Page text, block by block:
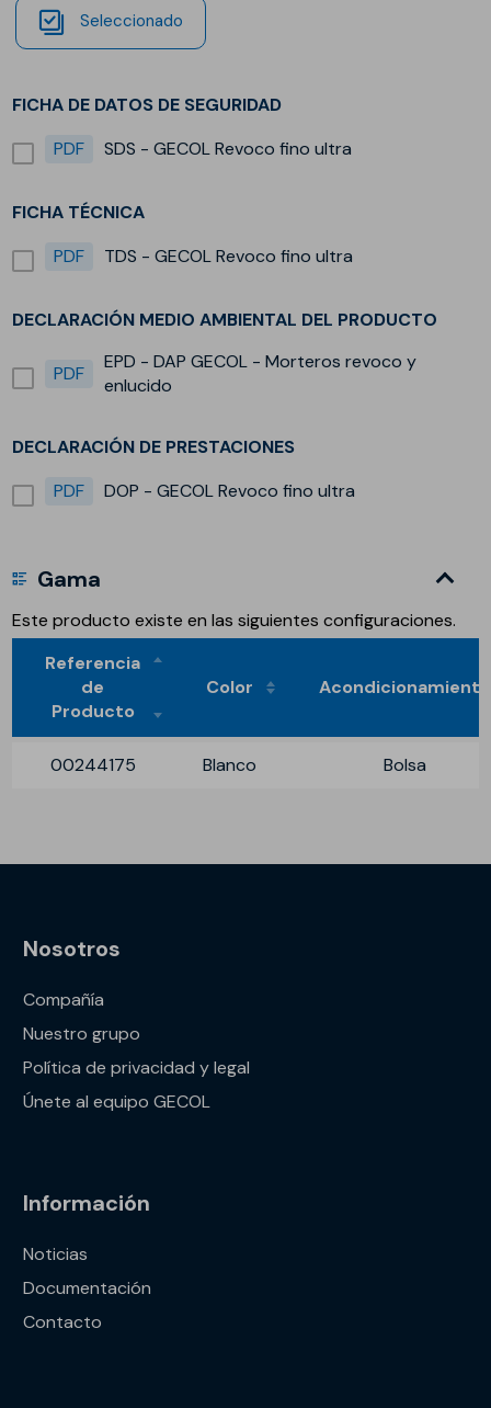
Seleccionado
FICHA DE DATOS DE SEGURIDAD
PDF
SDS - GECOL Revoco fino ultra
FICHA TÉCNICA
PDF
TDS - GECOL Revoco fino ultra
DECLARACIÓN MEDIO AMBIENTAL DEL PRODUCTO
PDF
EPD - DAP GECOL - Morteros revoco y
enlucido
DECLARACIÓN DE PRESTACIONES
PDF
DOP - GECOL Revoco fino ultra
Gama
Este producto existe en las siguientes configuraciones.
Referencia
de
Producto
Color Acondicionamiento
00244175 Blanco Bolsa
Nosotros
Compañía
Nuestro grupo
Política de privacidad y legal
Únete al equipo GECOL
Información
Noticias
Documentación
Contacto